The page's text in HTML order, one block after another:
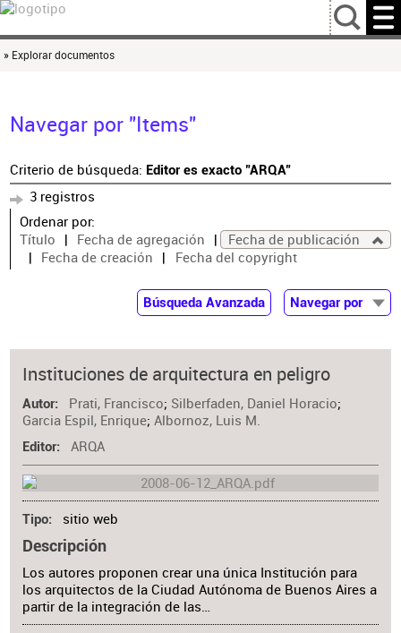
…
» Explorar documentos
Navegar por "Items"
Criterio de búsqueda: Editor es exacto "ARQA"
3 registros
Ordenar por:
Título
Fecha de agregación
Fecha de publicación
Fecha de creación
Fecha del copyright
Búsqueda Avanzada
Navegar por
Autor
Colaborador
Materia
Instituciones de arquitectura en peligro
Autor Prati, Francisco; Silberfaden, Daniel Horacio;
Garcia Espil, Enrique;Albornoz, Luis M.
Editor ARQA
Tipo sitio web
Descripción
Los autores proponen crear una única Institución para
los arquitectos de la Ciudad Autónoma de Buenos Aires a
partir de la integración de las…